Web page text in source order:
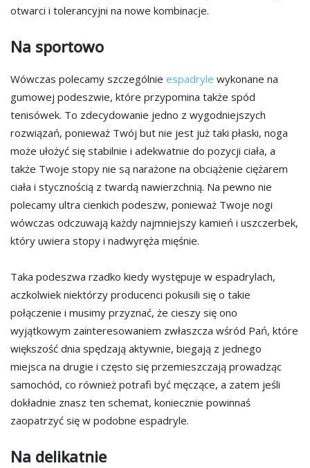
otwarci i tolerancyjni na nowe kombinacje.
Na sportowo
Wówczas polecamy szczególnie espadryle wykonane na
gumowej podeszwie, które przypomina także spód
tenisówek. To zdecydowanie jedno z wygodniejszych
rozwiązań, ponieważ Twój but nie jest już taki płaski, noga
może ułożyć się stabilnie i adekwatnie do pozycji ciała, a
także Twoje stopy nie są narażone na obciążenie ciężarem
ciała i stycznością z twardą nawierzchnią. Na pewno nie
polecamy ultra cienkich podeszw, ponieważ Twoje nogi
wówczas odczuwają każdy najmniejszy kamień i uszczerbek,
który uwiera stopy i nadwyręża mięśnie.
Taka podeszwa rzadko kiedy występuje w espadrylach,
aczkolwiek niektórzy producenci pokusili się o takie
połączenie i musimy przyznać, że cieszy się ono
wyjątkowym zainteresowaniem zwłaszcza wśród Pań, które
większość dnia spędzają aktywnie, biegają z jednego
miejsca na drugie i często się przemieszczają prowadząc
samochód, co również potrafi być męczące, a zatem jeśli
dokładnie znasz ten schemat, koniecznie powinnaś
zaopatrzyć się w podobne espadryle.
Na delikatnie